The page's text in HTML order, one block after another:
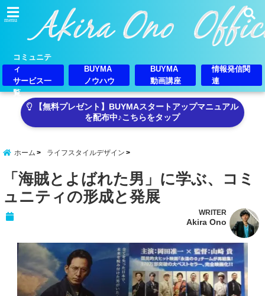
menu
コミュニテ
ィ
サービス一
覧
BUYMA
ノウハウ
BUYMA
動画講座
情報発信関
連
【無料プレゼント】BUYMAスタートアップマニュアル
を配布中♪こちらをタップ
ホーム ライフスタイルデザイン
「海賊とよばれた男」に学ぶ、コミ
ュニティの形成と発展
WRITER
Akira Ono